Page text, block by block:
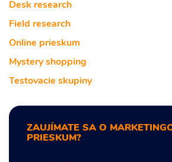
Desk research
Field research
Online prieskum
Mystery shopping
Testovacie skupiny
ZAUJÍMATE SA O
PRIESKUM?